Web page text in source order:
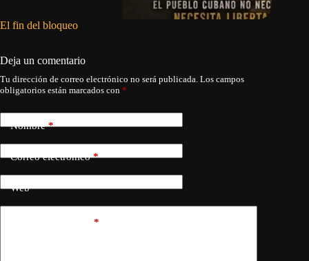
El fin del bloqueo
Deja un comentario
Tu dirección de correo electrónico no será publicada. Los campos
obligatorios están marcados con *
Nombre*
Correo electrónico*
Web
*